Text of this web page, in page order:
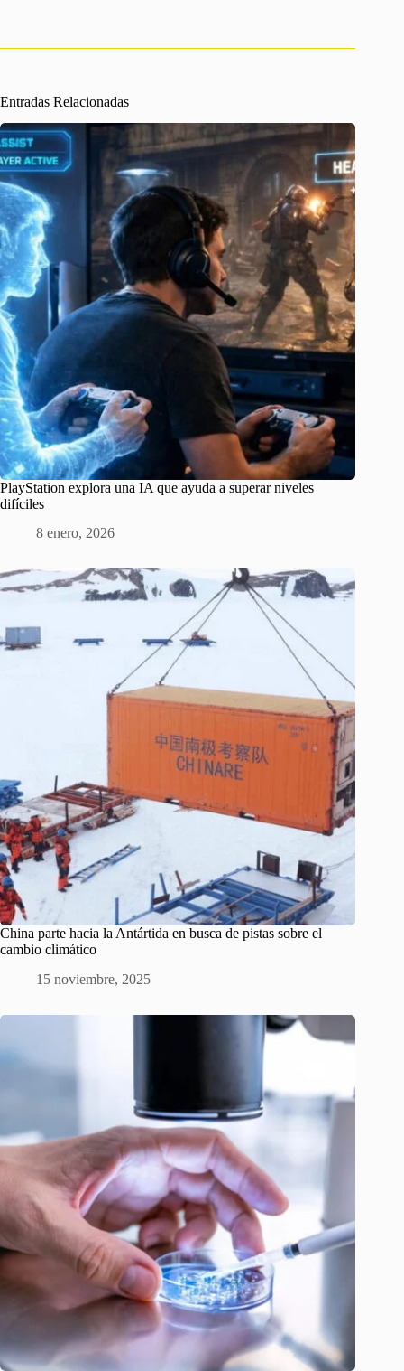
Entradas Relacionadas
PlayStation explora una IA que ayuda a superar niveles
difíciles
8 enero, 2026
China parte hacia la Antártida en busca de pistas sobre el
cambio climático
15 noviembre, 2025